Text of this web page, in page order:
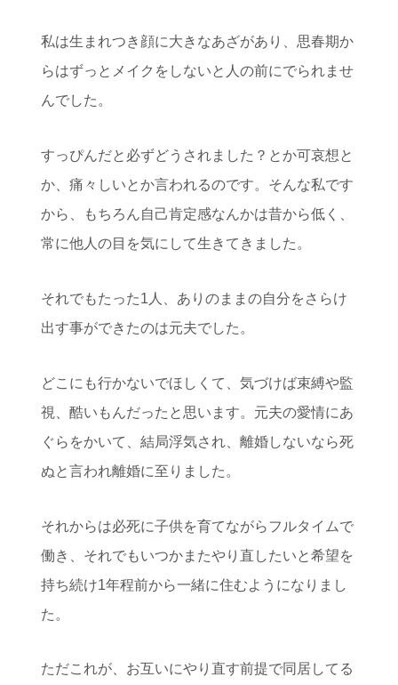
私は生まれつき顔に大きなあざがあり、思春期か
らはずっとメイクをしないと人の前にでられませ
んでした。
すっぴんだと必ずどうされました？とか可哀想と
か、痛々しいとか言われるのです。そんな私です
から、もちろん自己肯定感なんかは昔から低く、
常に他人の目を気にして生きてきました。
それでもたった1人、ありのままの自分をさらけ
出す事ができたのは元夫でした。
どこにも行かないでほしくて、気づけば束縛や監
視、酷いもんだったと思います。元夫の愛情にあ
ぐらをかいて、結局浮気され、離婚しないなら死
ぬと言われ離婚に至りました。
それからは必死に子供を育てながらフルタイムで
働き、それでもいつかまたやり直したいと希望を
持ち続け1年程前から一緒に住むようになりまし
た。
ただこれが、お互いにやり直す前提で同居してる